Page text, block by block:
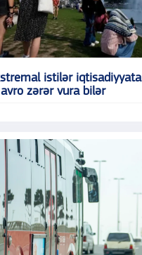
istilər
zərər vura bilər